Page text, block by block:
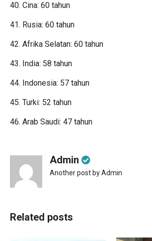
40. Cina: 60 tahun
41. Rusia: 60 tahun
42. Afrika Selatan: 60 tahun
43. India: 58 tahun
44. Indonesia: 57 tahun
45. Turki: 52 tahun
46. Arab Saudi: 47 tahun
Admin
Another post by Admin
Related posts